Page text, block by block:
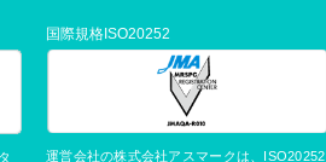
国際規格ISO20252
運営会社の株式会社アスマークは、ISO20252